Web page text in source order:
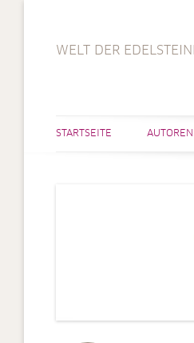
WELT DER
STARTSEITE AUTOREN